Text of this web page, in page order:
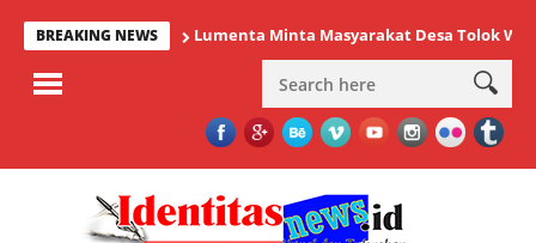
BREAKING NEWSLumenta Minta Masyarakat Desa Tolok Waspadai